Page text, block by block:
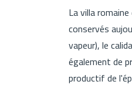
La villa
conservés
vapeur), le
également de
productif de